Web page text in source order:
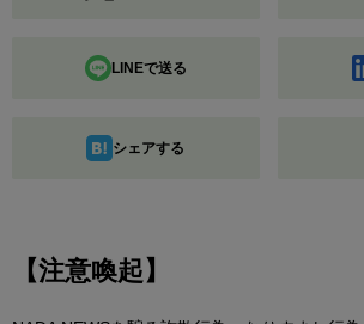
LINEで送る
シェアする
【注意喚起】